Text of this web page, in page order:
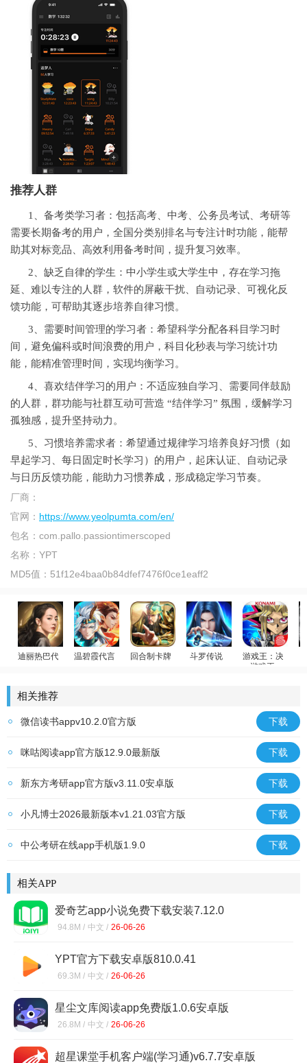
推荐人群
1、备考类学习者：包括高考、中考、公务员考试、考研等
需要长期备考的用户，全国分类别排名与专注计时功能，能帮
助其对标竞品、高效利用备考时间，提升复习效率。
2、缺乏自律的学生：中小学生或大学生中，存在学习拖
延、难以专注的人群，软件的屏蔽干扰、自动记录、可视化反
馈功能，可帮助其逐步培养自律习惯。
3、需要时间管理的学习者：希望科学分配各科目学习时
间，避免偏科或时间浪费的用户，科目化秒表与学习统计功
能，能精准管理时间，实现均衡学习。
4、喜欢结伴学习的用户：不适应独自学习、需要同伴鼓励
的人群，群功能与社群互动可营造 “结伴学习” 氛围，缓解学习
孤独感，提升坚持动力。
5、习惯培养需求者：希望通过规律学习培养良好习惯（如
早起学习、每日固定时长学习）的用户，起床认证、自动记录
与日历反馈功能，能助力习惯养成 ，形成稳定学习节奏。
厂商：
官网： https://www.yeolpumta.com/en/
包名： com.pallo.passiontimerscoped
名称： YPT
MD5值： 51f12e4baa0b84dfef7476f0ce1eaff2
迪丽热巴代言
温碧霞代言
回合制卡牌
斗罗传说
游戏王
相关推荐
微信读书appv10.2.0官方版 下载
咪咕阅读app官方版12.9.0最新版 下载
新东方考研app官方版v3.11.0安卓版 下载
小凡博士2026最新版本v1.21.03官方版 下载
中公考研在线app手机版1.9.0 下载
相关APP
爱奇艺app小说免费下载安装7.12.0
94.8M / 中文 / 26-06-26
YPT官方下载安卓版810.0.41
69.3M / 中文 / 26-06-26
星尘文库阅读app免费版1.0.6安卓版
26.8M / 中文 / 26-06-26
超星课堂手机客户端(学习通)v6.7.7安卓版